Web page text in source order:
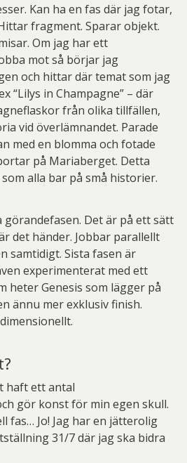
Kan ha en fas där jag fotar,
fragment. Sparar objekt.
Om jag har ett
mot så börjar jag
och hittar där temat som jag
“Lilys in Champagne” – där
från olika tillfällen,
vid överlämnandet. Parade
med en blomma och fotade
på Mariaberget. Detta
alla bar på små historier.
görandefasen. Det är på ett sätt
det händer. Jobbar parallellt
samtidigt. Sista fasen är
experimenterat med ett
heter Genesis som lägger på
ännu mer exklusiv finish.
haft ett antal
gör konst för min egen skull.
fas… Jo! Jag har en jätterolig
31/7 där jag ska bidra